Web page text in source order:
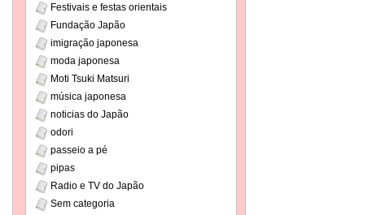
Festivais e festas orientais
Fundação Japão
imigração japonesa
moda japonesa
Moti Tsuki Matsuri
música japonesa
noticias do Japão
odori
passeio a pé
pipas
Radio e TV do Japão
Sem categoria